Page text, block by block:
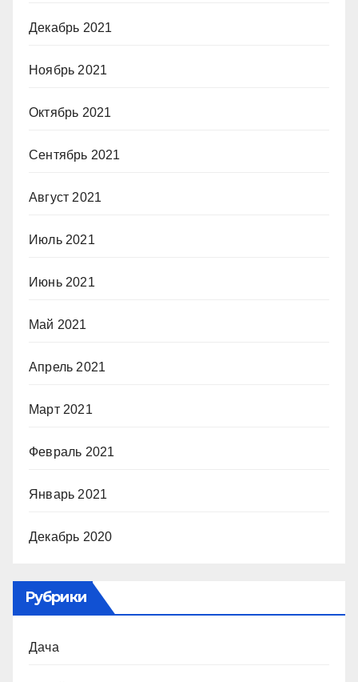
Декабрь 2021
Ноябрь 2021
Октябрь 2021
Сентябрь 2021
Август 2021
Июль 2021
Июнь 2021
Май 2021
Апрель 2021
Март 2021
Февраль 2021
Январь 2021
Декабрь 2020
Рубрики
Дача